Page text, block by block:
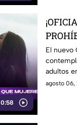
0:58
exijan
casos
El nuevo
adultos
pago o
agosto 06,